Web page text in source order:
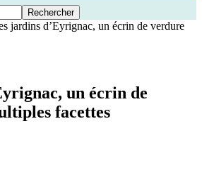
jardins d’Eyrignac, un écrin de verdure
un écrin de
facettes